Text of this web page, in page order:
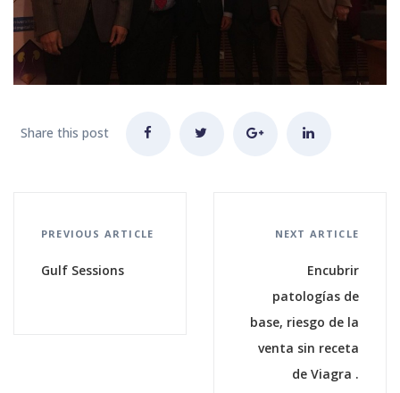
Share this post
PREVIOUS ARTICLE
Gulf Sessions
NEXT ARTICLE
Encubrir
patologías de
base, riesgo de la
venta sin receta
de Viagra .